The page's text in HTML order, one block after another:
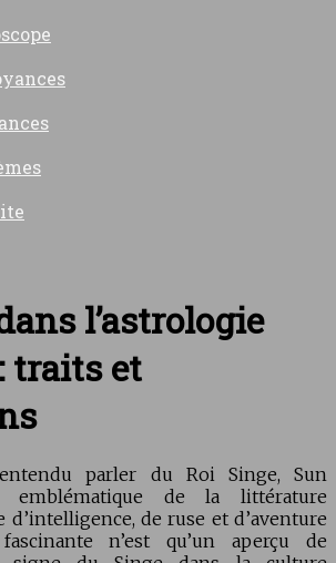
l’astrologie
traits et
parler du Roi Singe, Sun
emblématique de la littérature
d’intelligence, de ruse et d’aventure
n’est qu’un aperçu de